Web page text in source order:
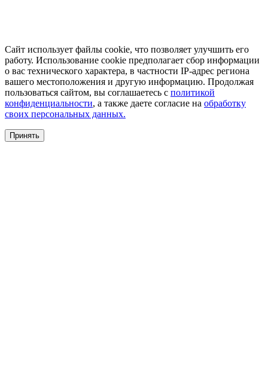
Сайт использует файлы cookie, что позволяет улучшить его
работу. Использование cookie предполагает сбор информации
о вас технического характера, в частности IP-адрес региона
вашего местоположения и другую информацию. Продолжая
пользоваться сайтом, вы соглашаетесь с политикой
конфиденциальности, а также даете согласие на обработку
своих персональных данных.
Принять